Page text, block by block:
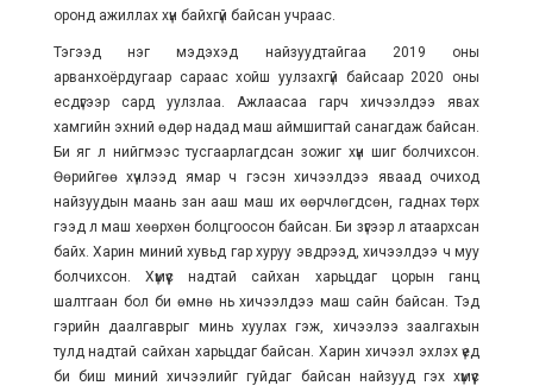
оронд ажиллах хүн байхгүй байсан учраас.
Тэгээд нэг мэдэхэд найзуудтайгаа 2019 оны
арванхоёрдугаар сараас хойш уулзахгүй байсаар 2020 оны
есдүгээр сард уулзлаа. Ажлаасаа гарч хичээлдээ явах
хамгийн эхний өдөр надад маш аймшигтай санагдаж байсан.
Би яг л нийгмээс тусгаарлагдсан зожиг хүн шиг болчихсон.
Өөрийгөө хүчлээд ямар ч гэсэн хичээлдээ яваад очиход
найзуудын маань зан ааш маш их өөрчлөгдсөн, гаднах төрх
гээд л маш хөөрхөн болцгоосон байсан. Би зүгээр л атаархсан
байх. Харин миний хувьд гар хуруу эвдрээд, хичээлдээ ч муу
болчихсон. Хүмүүс надтай сайхан харьцдаг цорын ганц
шалтгаан бол би өмнө нь хичээлдээ маш сайн байсан. Тэд
гэрийн даалгаврыг минь хуулах гэж, хичээлээ заалгахын
тулд надтай сайхан харьцдаг байсан. Харин хичээл эхлэх үед
би биш миний хичээлийг гуйдаг байсан найзууд гэх хүмүүс